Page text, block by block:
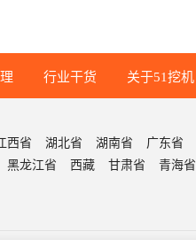
行业干货 关于51挖机
西省 湖北省 湖南省 广东省
黑龙江省 西藏 甘肃省 青海省